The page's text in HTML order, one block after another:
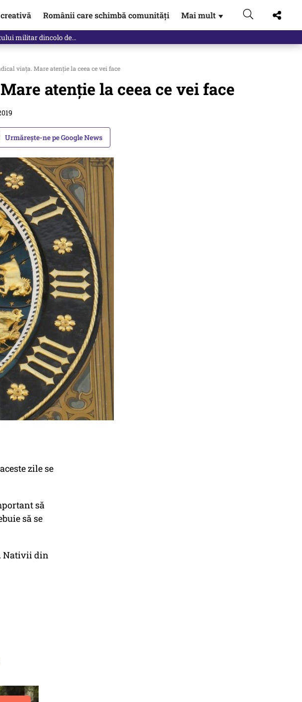
Românii care schimbă comunități Mai mult ▼
militar dincolo de…
viața. Mare atenție la ceea ce vei face
atenție la ceea ce vei face
Urmărește-ne pe Google News
zile se
să
să se
Nativii din